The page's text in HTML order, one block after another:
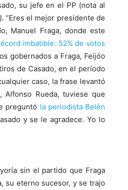
su jefe en el PP (nota al
“Eres el mejor presidente de
Manuel Fraga, donde este
imbatible: 52% de votos
gobernados a Fraga, Feijóo
de Casado, en el período
caso, la frase levantó
Alfonso Rueda, tuviese que
preguntó la periodista Belén
y se le agradece. Yo lo
sin el partido que Fraga
su eterno sucesor, y se trajo